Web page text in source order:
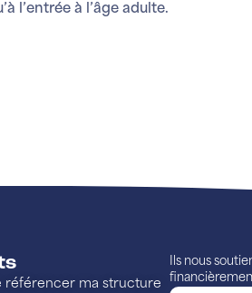
l’entrée à l’âge adulte.
référencer ma structure
Ils nous